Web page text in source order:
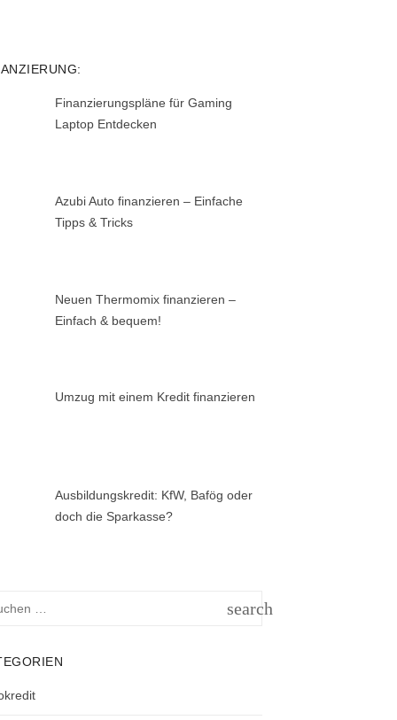
Finanzierungspläne für Gaming
Laptop Entdecken
Azubi Auto finanzieren – Einfache
Tipps & Tricks
Neuen Thermomix finanzieren –
Einfach & bequem!
Umzug mit einem Kredit finanzieren
Ausbildungskredit: KfW, Bafög oder
doch die Sparkasse?
search